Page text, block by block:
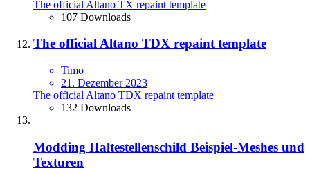
The official Altano TX repaint template
107 Downloads
The official Altano TDX repaint template
Timo
21. Dezember 2023
The official Altano TDX repaint template
132 Downloads
Modding Haltestellenschild Beispiel-Meshes und
Texturen